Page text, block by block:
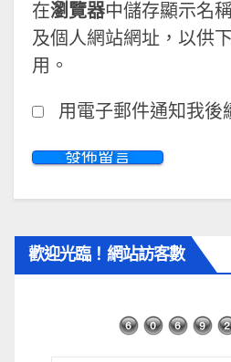
在瀏覽器中儲存顯示名
及個人網站網址，以供
用。
用電子郵件通知我後
歡迎光臨！網站訪客數